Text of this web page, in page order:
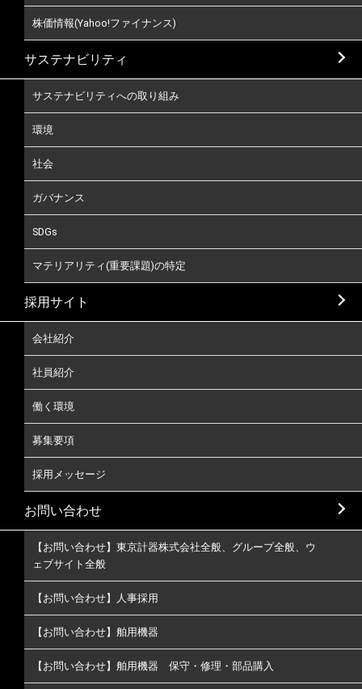
株価情報(Yahoo!ファイナンス)
サステナビリティ
サステナビリティへの取り組み
環境
社会
ガバナンス
SDGs
マテリアリティ(重要課題)の特定
採用サイト
会社紹介
社員紹介
働く環境
募集要項
採用メッセージ
お問い合わせ
【お問い合わせ】東京計器株式会社全般、グループ全般、ウ
ェブサイト全般
【お問い合わせ】人事採用
【お問い合わせ】舶用機器
【お問い合わせ】舶用機器 保守・修理・部品購入